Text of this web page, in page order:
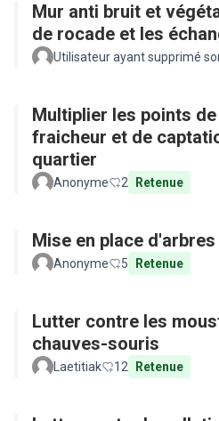
Mur anti bruit et
de rocade et les
Utilisateur ayant supprimé
Multiplier les points
fraicheur et de
quartier
Anonyme 2 Retenue
Mise en place
Anonyme 5 Retenue
Lutter contre les
chauves-souris
Laetitiak 12 Retenue